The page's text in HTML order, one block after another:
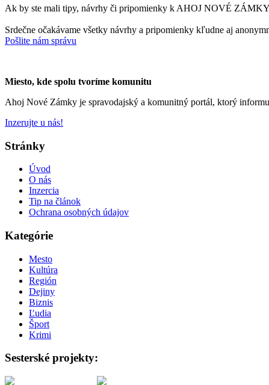
Ak by ste mali tipy, návrhy či pripomienky k AHOJ NOVÉ
Srdečne očakávame všetky návrhy a pripomienky kľudne aj
Pošlite nám správu
Miesto, kde spolu tvoríme komunitu
Ahoj Nové Zámky je spravodajský a komunitný portál, ktorý
Inzerujte u nás!
Stránky
Úvod
O nás
Inzercia
Tip na článok
Ochrana osobných údajov
Kategórie
Mesto
Kultúra
Región
Dejiny
Biznis
Ľudia
Šport
Krimi
Sesterské projekty: